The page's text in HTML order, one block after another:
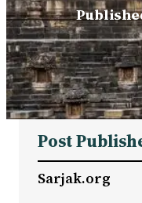
Post
Sarjak.org